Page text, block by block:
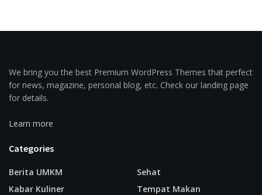
We bring you the best Premium WordPress Themes that perfect
for news, magazine, personal blog, etc. Check our landing page
for details.
Learn more
Categories
Berita UMKM
Kabar Kuliner
Sehat
Tempat Makan